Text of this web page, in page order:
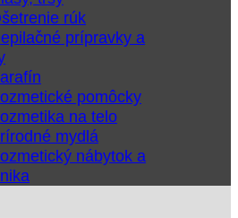
rúk
prípravky a
pomôcky
na telo
mydlá
nábytok a